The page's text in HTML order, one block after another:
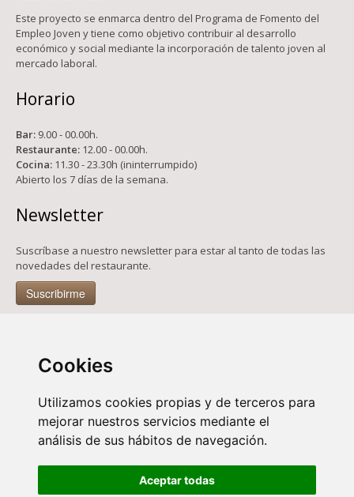
Cookies
Utilizamos cookies propias y de terceros para
mejorar nuestros servicios mediante el
análisis de sus hábitos de navegación.
Aceptar todas
Este proyecto se enmarca dentro del Programa de Fomento del
Empleo Joven y tiene como objetivo contribuir al desarrollo
económico y social mediante la incorporación de talento joven al
mercado laboral.
Horario
Bar: 9.00 - 00.00h.
Restaurante: 12.00 - 00.00h.
Cocina: 11.30 - 23.30h (ininterrumpido)
Abierto los 7 días de la semana.
Newsletter
Suscríbase a nuestro newsletter para estar al tanto de todas las
novedades del restaurante.
Suscribirme
C/ Botoneras, 5 – Plaza Mayor, 1. 28012 Madrid (España)
+34 91 365 62 22
losgalayos@losgalayos.net